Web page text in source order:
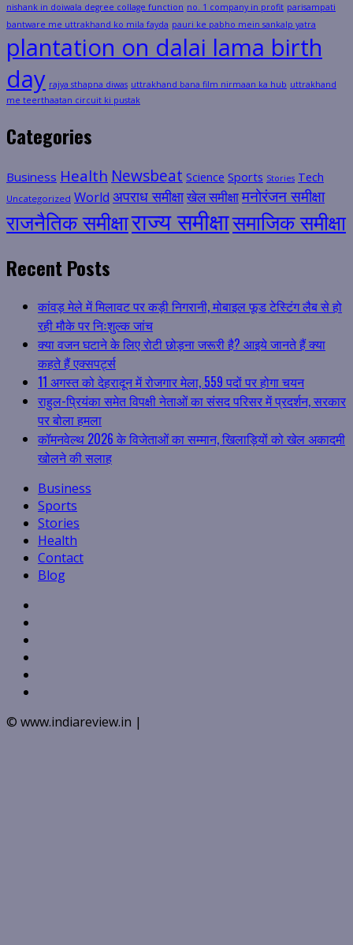
nishank in doiwala degree collage function no. 1 company in profit parisampati
bantware me uttrakhand ko mila fayda pauri ke pabho mein sankalp yatra
plantation on dalai lama birth
day rajya sthapna diwas uttrakhand bana film nirmaan ka hub uttrakhand
me teerthaatan circuit ki pustak
Categories
Business Health Newsbeat Science Sports Stories Tech
Uncategorized World अपराध समीक्षाखेल समीक्षामनोरंजन समीक्षा
राजनैतिक समीक्षाराज्य समीक्षासमाजिक समीक्षा
Recent Posts
कांवड़ मेले में मिलावट पर कड़ी निगरानी, मोबाइल फूड टेस्टिंग लैब से हो
रही मौके पर निःशुल्क जांच
क्या वजन घटाने के लिए रोटी छोड़ना जरूरी है? आइये जानते हैं क्या
कहते हैं एक्सपर्ट्स
11 अगस्त को देहरादून में रोजगार मेला, 559 पदों पर होगा चयन
राहुल-प्रियंका समेत विपक्षी नेताओं का संसद परिसर में प्रदर्शन, सरकार
पर बोला हमला
कॉमनवेल्थ 2026 के विजेताओं का सम्मान, खिलाड़ियों को खेल अकादमी
खोलने की सलाह
Business
Sports
Stories
Health
Contact
Blog
© www.indiareview.in |